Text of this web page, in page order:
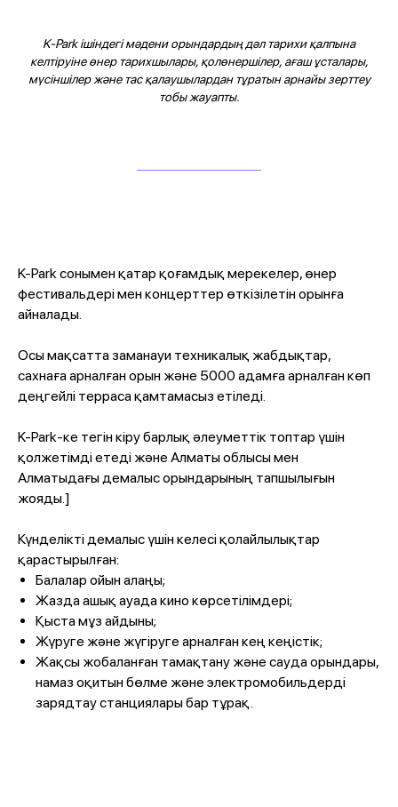
K-Park ішіндегі мәдени орындардың дәл тарихи қалпына
келтіруіне өнер тарихшылары, қолөнершілер, ағаш ұсталары,
мүсіншілер және тас қалаушылардан тұратын арнайы зерттеу
тобы жауапты.
K-Park сонымен қатар қоғамдық мерекелер, өнер
фестивальдері мен концерттер өткізілетін орынға
айналады.
Осы мақсатта заманауи техникалық жабдықтар,
сахнаға арналған орын және 5000 адамға арналған көп
деңгейлі терраса қамтамасыз етіледі.
K-Park-ке тегін кіру барлық әлеуметтік топтар үшін
қолжетімді етеді және Алматы облысы мен
Алматыдағы демалыс орындарының тапшылығын
жояды.]
Күнделікті демалыс үшін келесі қолайлылықтар
қарастырылған:
Балалар ойын алаңы;
Жазда ашық ауада кино көрсетілімдері;
Қыста мұз айдыны;
Жүруге және жүгіруге арналған кең кеңістік;
Жақсы жобаланған тамақтану және сауда орындары,
намаз оқитын бөлме және электромобильдерді
зарядтау станциялары бар тұрақ.